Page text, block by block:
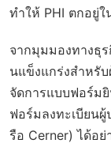
ทำให้ PHI ตกอยู่ใ
จากมุมมองทางธุ
นแข็งแกร่งสำหรั
จัดการแบบฟอร์ม
ฟอร์มลงทะเบียน
รือ Cerner) ได้อ